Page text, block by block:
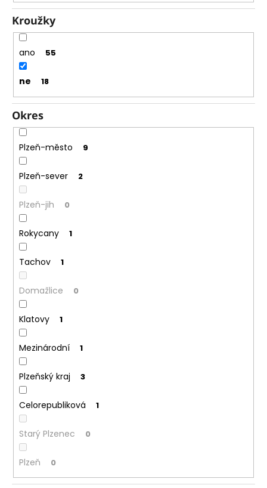
Kroužky
ano 55
ne 18
Okres
Plzeň-město 9
Plzeň-sever 2
Plzeň-jih 0
Rokycany 1
Tachov 1
Domažlice 0
Klatovy 1
Mezinárodní 1
Plzeňský kraj 3
Celorepubliková 1
Starý Plzenec 0
Plzeň 0